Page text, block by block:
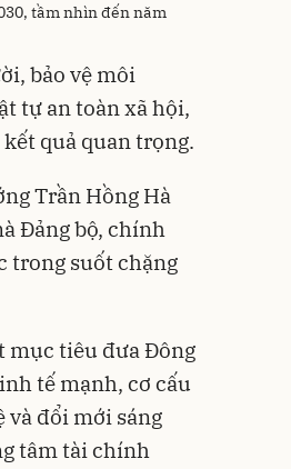
tầm nhìn đến năm
bảo vệ môi
tự an toàn xã hội,
quả quan trọng.
Trần Hồng Hà
Đảng bộ, chính
trong suốt chặng
mục tiêu đưa Đông
tế mạnh, cơ cấu
và đổi mới sáng
tâm tài chính